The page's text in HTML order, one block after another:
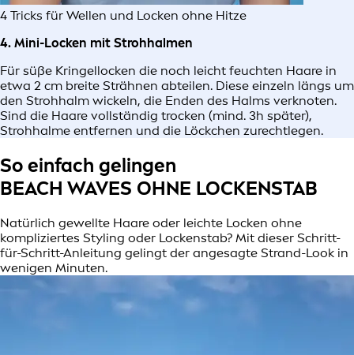
4 Tricks für Wellen und Locken ohne Hitze
4. Mini-Locken mit Strohhalmen
Für süße Kringellocken die noch leicht feuchten Haare in
etwa 2 cm breite Strähnen abteilen. Diese einzeln längs um
den Strohhalm wickeln, die Enden des Halms verknoten.
Sind die Haare vollständig trocken (mind. 3h später),
Strohhalme entfernen und die Löckchen zurechtlegen.
So einfach gelingen
BEACH WAVES OHNE LOCKENSTAB
Natürlich gewellte Haare oder leichte Locken ohne
kompliziertes Styling oder Lockenstab? Mit dieser Schritt-
für-Schritt-Anleitung gelingt der angesagte Strand-Look in
wenigen Minuten.